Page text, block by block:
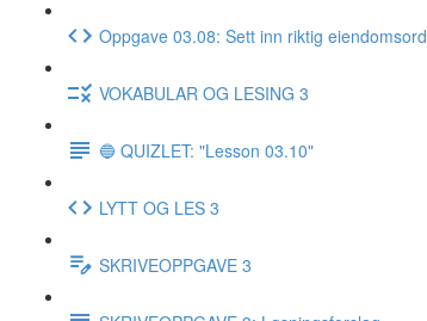
Oppgave 03.08: Sett inn riktig eiendomsord
VOKABULAR OG LESING 3
🔵 QUIZLET: "Lesson 03.10"
LYTT OG LES 3
SKRIVEOPPGAVE 3